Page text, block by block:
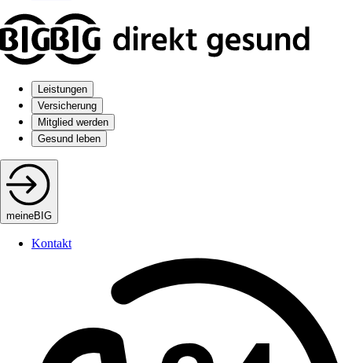
Leistungen
Versicherung
Mitglied werden
Gesund leben
meineBIG
Kontakt